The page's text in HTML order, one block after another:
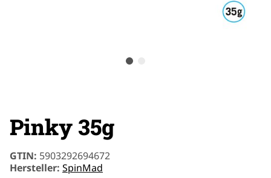
Pinky 35g
GTIN: 5903292694672
Hersteller: SpinMad